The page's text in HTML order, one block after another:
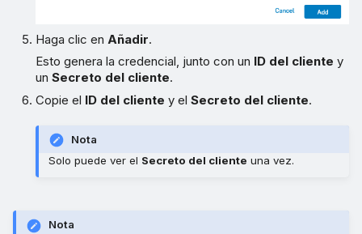
Haga clic enAñadir.
Esto genera la credencial, junto con un ID del cliente y
unSecreto del cliente.
Copie el ID del cliente y elSecreto del cliente.
Nota
Solo puede ver el Secreto del cliente una vez.
Nota